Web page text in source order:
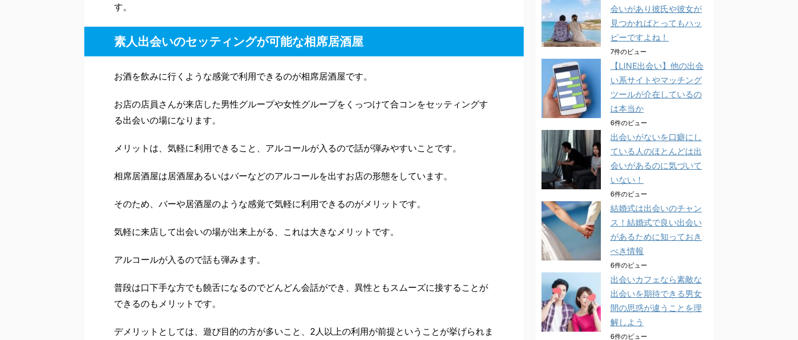
す。
素人出会いのセッティングが可能な相席居酒屋
お酒を飲みに行くような感覚で利用できるのが相席居酒屋です。
お店の店員さんが来店した男性グループや女性グループをくっつけて合コンをセッティングす
る出会いの場になります。
メリットは、気軽に利用できること、アルコールが入るので話が弾みやすいことです。
相席居酒屋は居酒屋あるいはバーなどのアルコールを出すお店の形態をしています。
そのため、バーや居酒屋のような感覚で気軽に利用できるのがメリットです。
気軽に来店して出会いの場が出来上がる、これは大きなメリットです。
アルコールが入るので話も弾みます。
普段は口下手な方でも饒舌になるのでどんどん会話ができ、異性ともスムーズに接することが
できるのもメリットです。
デメリットとしては、遊び目的の方が多いこと、2人以上の利用が前提ということが挙げられま
会いがあり彼氏や彼女が
見つかればとってもハッ
ピーですよね！
7件のビュー
【LINE出会い】他の出会
い系サイトやマッチング
ツールが介在しているの
は本当か
6件のビュー
出会いがないを口癖にし
ている人のほとんどは出
会いがあるのに気づいて
いない！
6件のビュー
結婚式は出会いのチャン
ス！結婚式で良い出会い
があるために知っておき
べき情報
6件のビュー
出会いカフェなら素敵な
出会いを期待できる男女
間の思惑が違うことを理
解しよう
6件のビュー